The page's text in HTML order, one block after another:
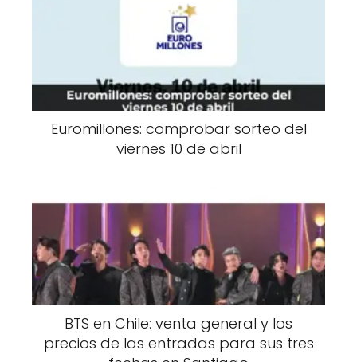
Euromillones: comprobar sorteo del
viernes 10 de abril
BTS en Chile: venta general y los
precios de las entradas para sus tres